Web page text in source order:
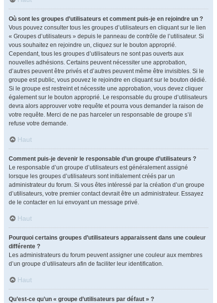
Où sont les groupes d’utilisateurs et comment puis-je en rejoindre un ?
Vous pouvez consulter tous les groupes d’utilisateurs en cliquant sur le lien
« Groupes d’utilisateurs » depuis le panneau de contrôle de l’utilisateur. Si
vous souhaitez en rejoindre un, cliquez sur le bouton approprié.
Cependant, tous les groupes d’utilisateurs ne sont pas ouverts aux
nouvelles adhésions. Certains peuvent nécessiter une approbation,
d’autres peuvent être privés et d’autres peuvent même être invisibles. Si le
groupe est public, vous pouvez le rejoindre en cliquant sur le bouton dédié.
Si le groupe est restreint et nécessite une approbation, vous devez cliquer
également sur le bouton approprié. Le responsable du groupe d’utilisateurs
devra alors approuver votre requête et pourra vous demander la raison de
votre requête. Merci de ne pas harceler un responsable de groupe s’il
refuse votre demande.
Haut
Comment puis-je devenir le responsable d’un groupe d’utilisateurs ?
Le responsable d’un groupe d’utilisateurs est généralement assigné
lorsque les groupes d’utilisateurs sont initialement créés par un
administrateur du forum. Si vous êtes intéressé par la création d’un groupe
d’utilisateurs, votre premier contact devrait être un administrateur. Essayez
de le contacter en lui envoyant un message privé.
Haut
Pourquoi certains groupes d’utilisateurs apparaissent dans une couleur
différente ?
Les administrateurs du forum peuvent assigner une couleur aux membres
d’un groupe d’utilisateurs afin de faciliter leur identification.
Haut
Qu’est-ce qu’un « groupe d’utilisateurs par défaut » ?